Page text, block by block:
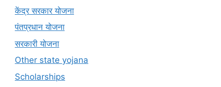
केंद्र सरकार योजना
पंतप्रधान योजना
सरकारी योजना
Other state yojana
Scholarships